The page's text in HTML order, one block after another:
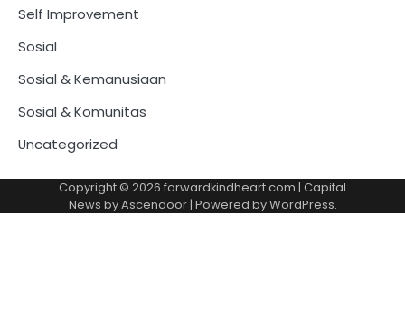
Self Improvement
Sosial
Sosial & Kemanusiaan
Sosial & Komunitas
Uncategorized
Copyright © 2026 forwardkindheart.com | Capital
News byAscendoor| Powered byWordPress.